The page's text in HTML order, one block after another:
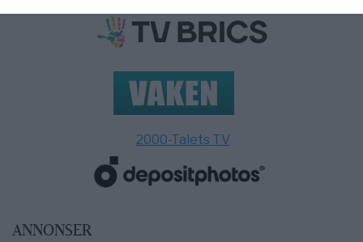
2000-Talets TV
ANNONSER